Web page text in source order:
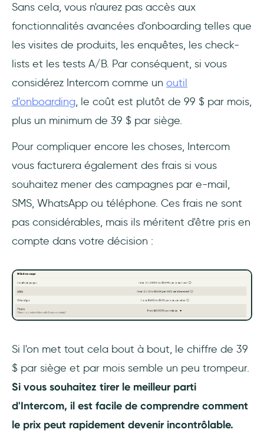
Sans cela, vous n'aurez pas accès aux
fonctionnalités avancées d'onboarding telles que
les visites de produits, les enquêtes, les check-
lists et les tests A/B. Par conséquent, si vous
considérez Intercom comme un outil
d'onboarding, le coût est plutôt de 99 $ par mois,
plus un minimum de 39 $ par siège.
Pour compliquer encore les choses, Intercom
vous facturera également des frais si vous
souhaitez mener des campagnes par e-mail,
SMS, WhatsApp ou téléphone. Ces frais ne sont
pas considérables, mais ils méritent d'être pris en
compte dans votre décision :
Si l'on met tout cela bout à bout, le chiffre de 39
$ par siège et par mois semble un peu trompeur.
Si vous souhaitez tirer le meilleur parti
d'Intercom, il est facile de comprendre comment
le prix peut rapidement devenir incontrôlable.